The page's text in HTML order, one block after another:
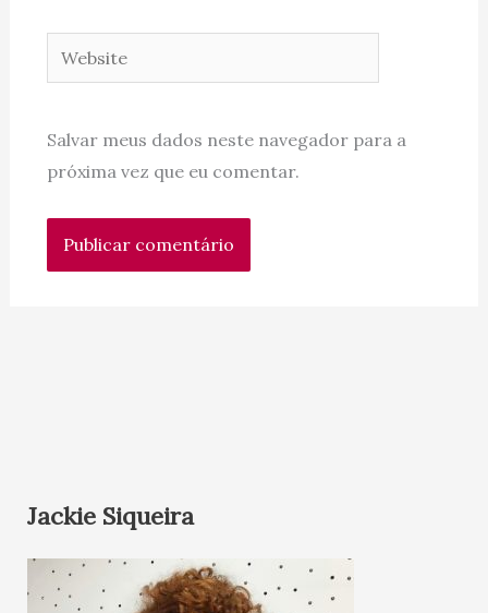
Website
Salvar meus dados neste navegador para a
próxima vez que eu comentar.
Jackie Siqueira